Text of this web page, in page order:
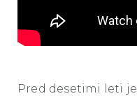
Pred desetimi leti je